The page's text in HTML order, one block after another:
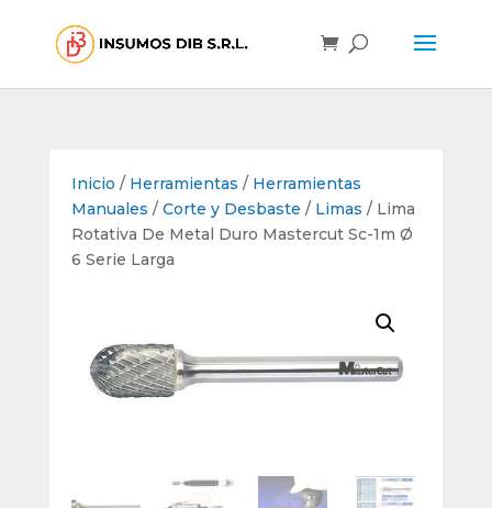
Inicio / Herramientas / Herramientas
Manuales / Corte y Desbaste / Limas / Lima
Rotativa De Metal Duro Mastercut Sc-1m Ø
6 Serie Larga